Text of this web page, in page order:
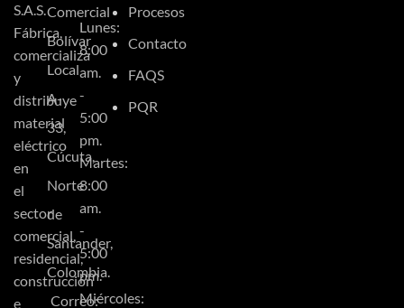
S.A.S.
Fábrica,
comercializa
y
distribuye
material
eléctrico
en
el
sector
comercial,
residencial,
construcción
e
Comercial
Bolívar
Local
A-
33,
Cúcuta,
Norte
de
Santander,
Colombia.
Correo:
Lunes:
8:00
am.
-
5:00
pm.
Martes:
8:00
am.
-
5:00
pm.
Miércoles:
Procesos
Contacto
FAQS
PQR